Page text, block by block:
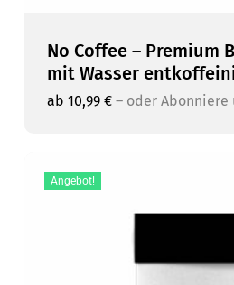
No Coffee – Premium
mit Wasser
ab 10,99 € –oder Abonniere
Angebot!